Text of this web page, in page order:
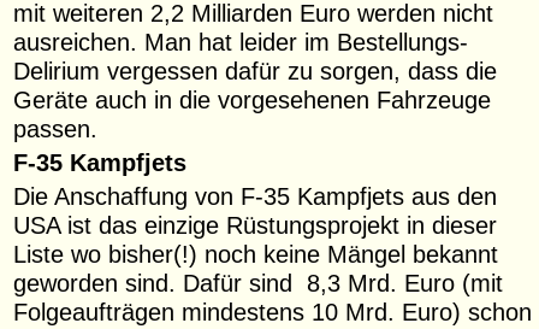
mit weiteren 2,2 Milliarden Euro werden nicht
ausreichen. Man hat leider im Bestellungs-
Delirium vergessen dafür zu sorgen, dass die
Geräte auch in die vorgesehenen Fahrzeuge
passen.
F-35 Kampfjets
Die Anschaffung von F-35 Kampfjets aus den
USA ist das einzige Rüstungsprojekt in dieser
Liste wo bisher(!) noch keine Mängel bekannt
geworden sind. Dafür sind 8,3 Mrd. Euro (mit
Folgeaufträgen mindestens 10 Mrd. Euro) schon